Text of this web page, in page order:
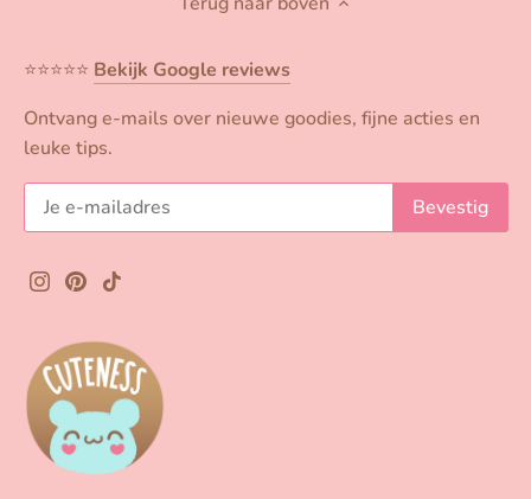
⭐️⭐️⭐️⭐️⭐️ Bekijk Google reviews
Ontvang e-mails over nieuwe goodies, fijne acties en
leuke tips.